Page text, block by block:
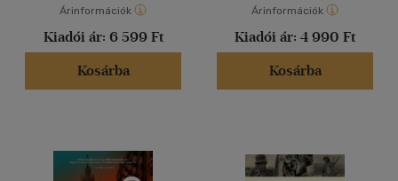
Árinformációk
Kiadói ár: 6 599 Ft
Kosárba
Árinformációk
Kiadói ár: 4 990 Ft
Kosárba